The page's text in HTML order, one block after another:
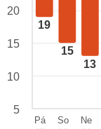
19
15
13
20
15
10
5
Pá
So
Ne